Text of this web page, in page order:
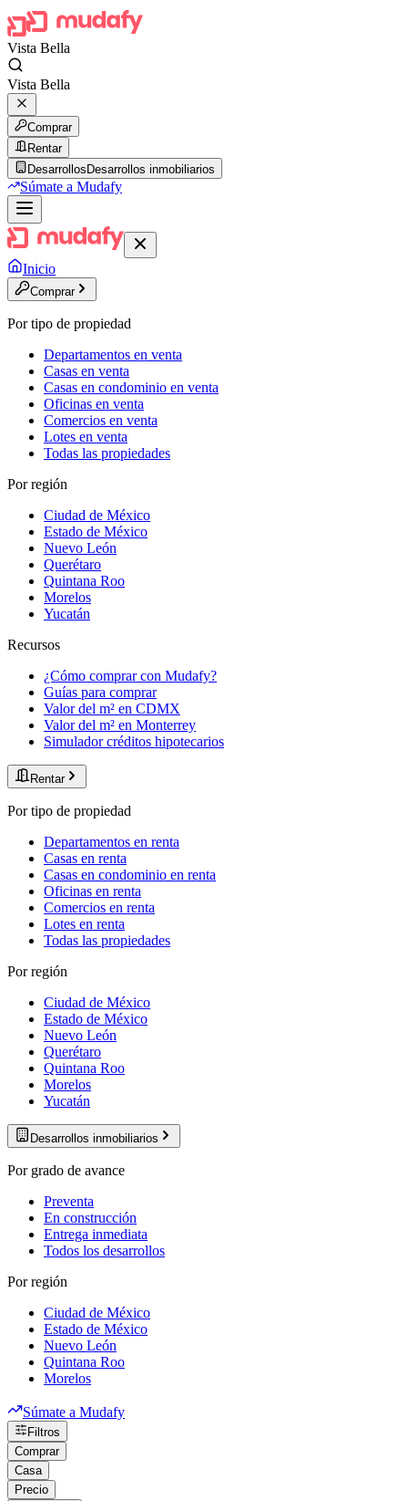
Vista Bella
Vista Bella
Comprar
Rentar
Desarrollos Desarrollos inmobiliarios
Súmate a Mudafy
Inicio
Comprar
Por tipo de propiedad
Departamentos en venta
Casas en venta
Casas en condominio en venta
Oficinas en venta
Comercios en venta
Lotes en venta
Todas las propiedades
Por región
Ciudad de México
Estado de México
Nuevo León
Querétaro
Quintana Roo
Morelos
Yucatán
Recursos
¿Cómo comprar con Mudafy?
Guías para comprar
Valor del m² en CDMX
Valor del m² en Monterrey
Simulador créditos hipotecarios
Rentar
Por tipo de propiedad
Departamentos en renta
Casas en renta
Casas en condominio en renta
Oficinas en renta
Comercios en renta
Lotes en renta
Todas las propiedades
Por región
Ciudad de México
Estado de México
Nuevo León
Querétaro
Quintana Roo
Morelos
Yucatán
Desarrollos inmobiliarios
Por grado de avance
Preventa
En construcción
Entrega inmediata
Todos los desarrollos
Por región
Ciudad de México
Estado de México
Nuevo León
Quintana Roo
Morelos
Súmate a Mudafy
Filtros
Comprar
Casa
Precio